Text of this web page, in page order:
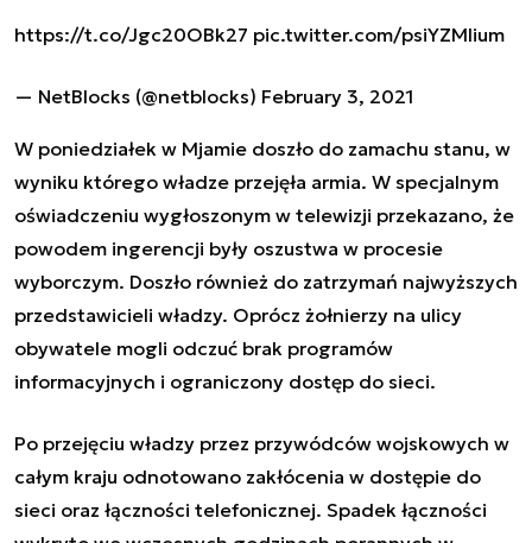
https://t.co/Jgc20OBk27 pic.twitter.com/psiYZMIium
— NetBlocks (@netblocks) February 3, 2021
W poniedziałek w Mjamie doszło do zamachu stanu, w
wyniku którego władze przejęła armia. W specjalnym
oświadczeniu wygłoszonym w telewizji przekazano, że
powodem ingerencji były oszustwa w procesie
wyborczym. Doszło również do zatrzymań najwyższych
przedstawicieli władzy. Oprócz żołnierzy na ulicy
obywatele mogli odczuć brak programów
informacyjnych i ograniczony dostęp do sieci.
Po przejęciu władzy przez przywódców wojskowych w
całym kraju odnotowano zakłócenia w dostępie do
sieci oraz łączności telefonicznej. Spadek łączności